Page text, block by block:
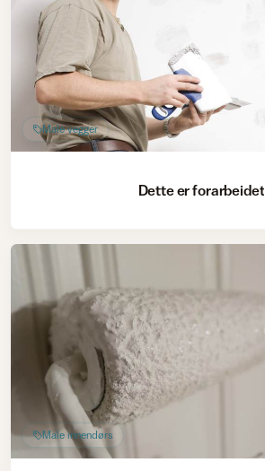
Male vegger
Dette er forarbeidet
Male innendørs